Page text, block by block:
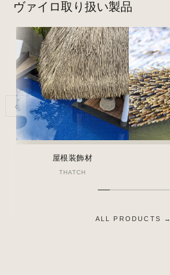
ヴァイロ取り扱い製品
‹
屋根装飾材
THATCH
ALL PRODUCTS →